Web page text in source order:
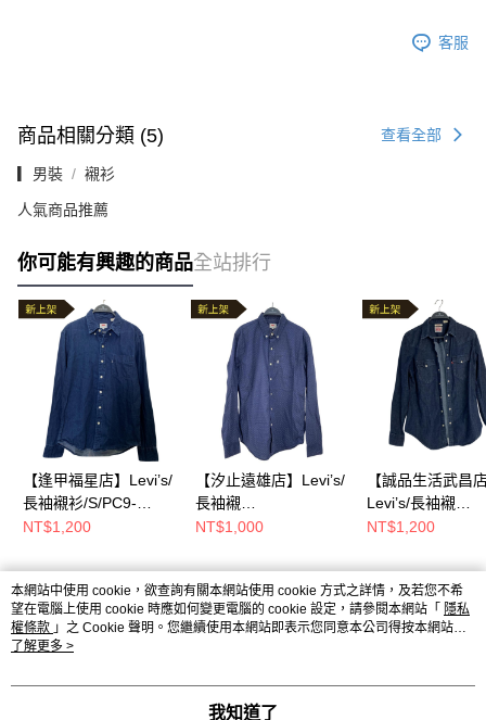
客服
商品相關分類 (5) 查看全部
▎男裝 襯衫
人氣商品推薦
你可能有興趣的商品全站排行
【逢甲福星店】Levi’s/
長袖襯衫/S/PC9-
19586-0030
NT$1,200
【汐止遠雄店】Levi’s/
長袖襯
衫/M//2341861445882
NT$1,000
【誠品生活武昌
Levi’s/長袖襯
衫/S/CA00342
NT$1,200
熱門標籤
本網站中使用 cookie，欲查詢有關本網站使用 cookie 方式之詳情，及若您不希
望在電腦上使用 cookie 時應如何變更電腦的 cookie 設定，請參閱本網站「 隱私
權條款 」之 Cookie 聲明。您繼續使用本網站即表示您同意本公司得按本網站使
用條款之 Cookie 聲明使用 cookie。
了解更多 >
我知道了